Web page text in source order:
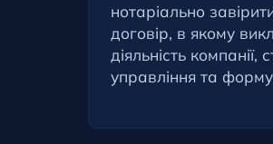
нотаріально
договір, в якому
діяльність компанії,
управління та форму